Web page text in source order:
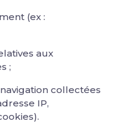
(ex :
aux
;
collectées
IP,